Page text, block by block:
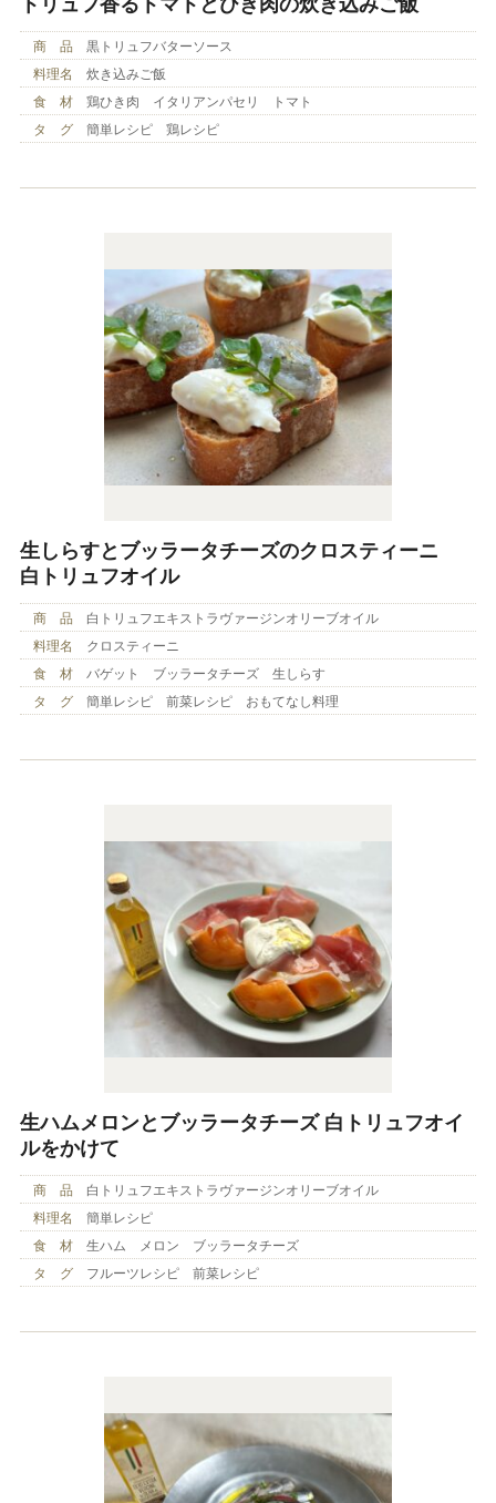
トリュフ香るトマトとひき肉の炊き込みご飯
商 品
黒トリュフバターソース
料理名
炊き込みご飯
食 材
鶏ひき肉 イタリアンパセリ トマト
タ グ
簡単レシピ 鶏レシピ
生しらすとブッラータチーズのクロスティーニ
白トリュフオイル
商 品
白トリュフエキストラヴァージンオリーブオイル
料理名
クロスティーニ
食 材
バゲット ブッラータチーズ 生しらす
タ グ
簡単レシピ 前菜レシピ おもてなし料理
生ハムメロンとブッラータチーズ 白トリュフオイ
ルをかけて
商 品
白トリュフエキストラヴァージンオリーブオイル
料理名
簡単レシピ
食 材
生ハム メロン ブッラータチーズ
タ グ
フルーツレシピ 前菜レシピ